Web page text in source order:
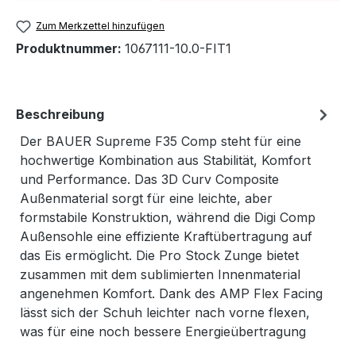
Zum Merkzettel hinzufügen
Produktnummer: 1067111-10.0-FIT1
Beschreibung
Der BAUER Supreme F35 Comp steht für eine
hochwertige Kombination aus Stabilität, Komfort
und Performance. Das 3D Curv Composite
Außenmaterial sorgt für eine leichte, aber
formstabile Konstruktion, während die Digi Comp
Außensohle eine effiziente Kraftübertragung auf
das Eis ermöglicht. Die Pro Stock Zunge bietet
zusammen mit dem sublimierten Innenmaterial
angenehmen Komfort. Dank des AMP Flex Facing
lässt sich der Schuh leichter nach vorne flexen,
was für eine noch bessere Energieübertragung